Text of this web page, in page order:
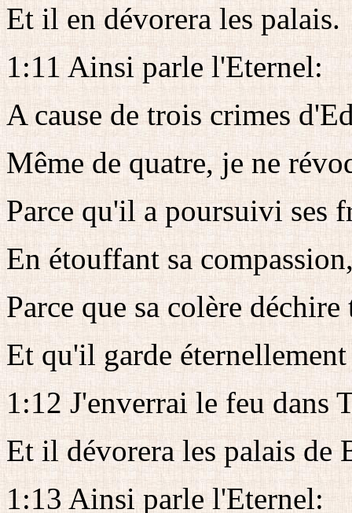
Et il en dévorera les palais.
1:11 Ainsi parle l'Eternel:
A cause de trois crimes
Même de quatre, je ne
Parce qu'il a poursuivi ses
En étouffant sa
Parce que sa colère
Et qu'il garde
1:12 J'enverrai le feu dans
Et il dévorera les palais de
1:13 Ainsi parle l'Eternel: